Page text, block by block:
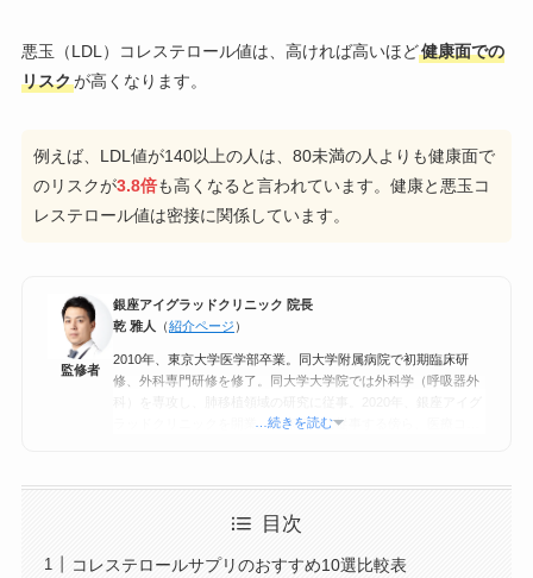
悪玉（LDL）コレステロール値は、高ければ高いほど健康面での
リスクが高くなります。
例えば、LDL値が140以上の人は、80未満の人よりも健康面で
のリスクが3.8倍も高くなると言われています。健康と悪玉コ
レステロール値は密接に関係しています。
監修者
銀座アイグラッドクリニック 院長
乾 雅人
（紹介ページ ）
2010年、東京大学医学部卒業。同大学附属病院で初期臨床研
修、外科専門研修を修了。同大学大学院では外科学（呼吸器外
ラッドクリニックを開業。臨床行為に従事する傍ら、医療コン
いる。NMNの上位互換である5デアザフラビン（TND1128）臨
…続きを読む
目次
コレステロールサプリのおすすめ10選比較表